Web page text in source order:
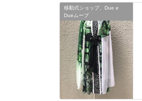
移動式ショップ、Due e
Dueムーブ